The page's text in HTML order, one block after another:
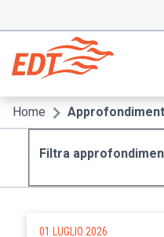
contenuto
principale
Menu
secondario
Briciole
pane
Home
Filtra
01 LUGLIO 2026